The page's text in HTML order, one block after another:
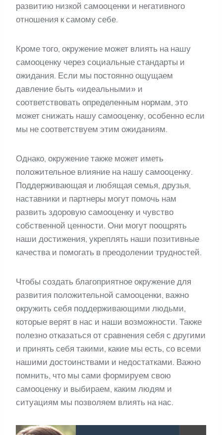
развитию низкой самооценки и негативного
отношения к самому себе.
Кроме того, окружение может влиять на нашу
самооценку через социальные стандарты и
ожидания. Если мы постоянно ощущаем
давление быть «идеальными» и
соответствовать определенным нормам, это
может снижать нашу самооценку, особенно если
мы не соответствуем этим ожиданиям.
Однако, окружение также может иметь
положительное влияние на нашу самооценку.
Поддерживающая и любящая семья, друзья,
наставники и партнеры могут помочь нам
развить здоровую самооценку и чувство
собственной ценности. Они могут поощрять
наши достижения, укреплять наши позитивные
качества и помогать в преодолении трудностей.
Чтобы создать благоприятное окружение для
развития положительной самооценки, важно
окружить себя поддерживающими людьми,
которые верят в нас и наши возможности. Также
полезно отказаться от сравнения себя с другими
и принять себя такими, какие мы есть, со всеми
нашими достоинствами и недостатками. Важно
помнить, что мы сами формируем свою
самооценку и выбираем, каким людям и
ситуациям мы позволяем влиять на нас.